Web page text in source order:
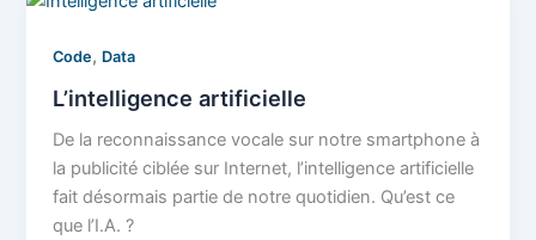
Code, Data
L’intelligence artificielle
De la reconnaissance vocale sur notre smartphone à
la publicité ciblée sur Internet, l’intelligence artificielle
fait désormais partie de notre quotidien. Qu’est ce
que l’I.A. ?